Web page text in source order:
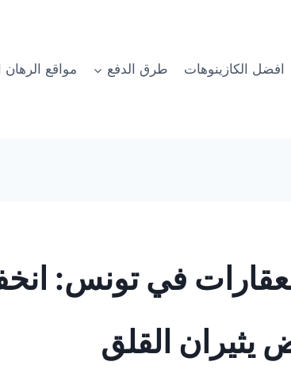
افضل الكازينوهات
طرق الدفع مواقع الرهان
في تونس:
يثيران القلق